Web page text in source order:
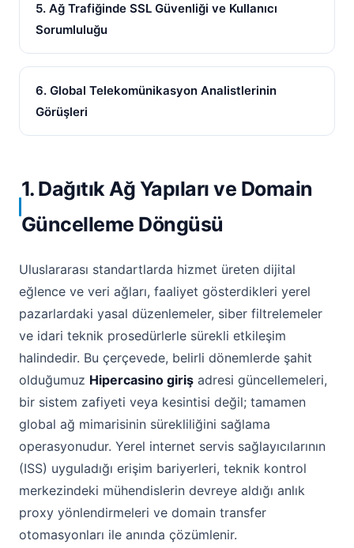
5. Ağ Trafiğinde SSL Güvenliği ve Kullanıcı
Sorumluluğu
6. Global Telekomünikasyon Analistlerinin
Görüşleri
1. Dağıtık Ağ Yapıları ve Domain
Güncelleme Döngüsü
Uluslararası standartlarda hizmet üreten dijital
eğlence ve veri ağları, faaliyet gösterdikleri yerel
pazarlardaki yasal düzenlemeler, siber filtrelemeler
ve idari teknik prosedürlerle sürekli etkileşim
halindedir. Bu çerçevede, belirli dönemlerde şahit
olduğumuz Hipercasino giriş adresi güncellemeleri,
bir sistem zafiyeti veya kesintisi değil; tamamen
global ağ mimarisinin sürekliliğini sağlama
operasyonudur. Yerel internet servis sağlayıcılarının
(ISS) uyguladığı erişim bariyerleri, teknik kontrol
merkezindeki mühendislerin devreye aldığı anlık
proxy yönlendirmeleri ve domain transfer
otomasyonları ile anında çözümlenir.